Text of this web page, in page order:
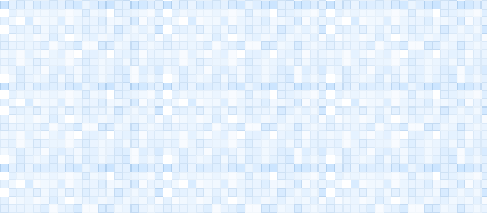
Porto Canale
Cesenatico
Museo della Marineria
Cesenatico
Casa Marino Moretti -
Cesenatico